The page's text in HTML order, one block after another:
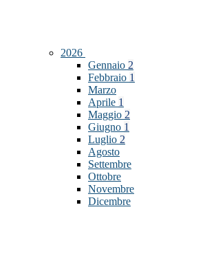
2026
Gennaio 2
Febbraio 1
Marzo
Aprile 1
Maggio 2
Giugno 1
Luglio 2
Agosto
Settembre
Ottobre
Novembre
Dicembre